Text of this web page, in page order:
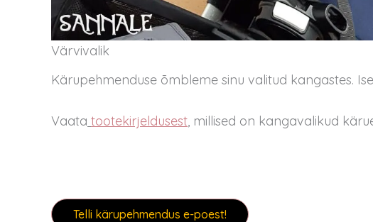
Värvivalik
Kärupehmenduse õmbleme sinu valitud kangastes.
Vaata tootekirjeldusest, millised on kangavalikud
Telli kärupehmendus e-poest!